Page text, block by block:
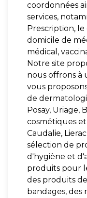
coordonnées
services,
Prescription, le
domicile de
médical,
Notre site
nous offrons à
vous
de
Posay, Uriage,
cosmétiques
Caudalie,
sélection de
d'hygiène et
produits pour
des produits
bandages, des